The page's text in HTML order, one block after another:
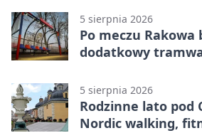
5 sierpnia 2026
Po meczu Rakowa
dodatkowy
5 sierpnia 2026
Rodzinne lato pod
Nordic walking,